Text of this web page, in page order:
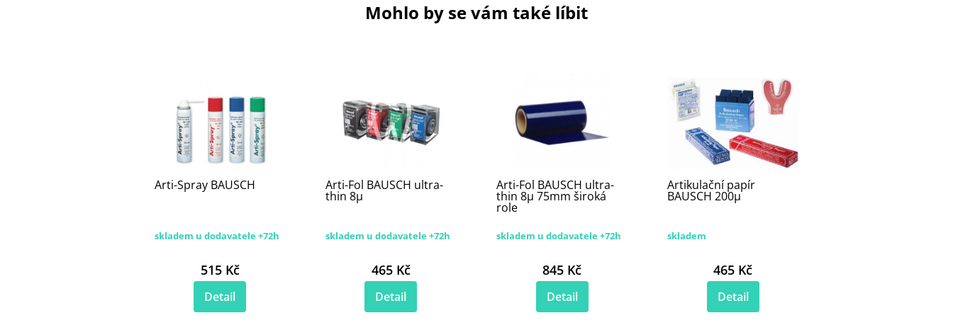
Mohlo by se vám také líbit
Arti-Spray BAUSCH
skladem u dodavatele +72h
515 Kč
Detail
Arti-Fol BAUSCH ultra-
thin 8µ
skladem u dodavatele +72h
465 Kč
Detail
Arti-Fol BAUSCH ultra-
thin 8µ 75mm široká
role
skladem u dodavatele +72h
845 Kč
Detail
Artikulační papír
BAUSCH 200µ
skladem
465 Kč
Detail